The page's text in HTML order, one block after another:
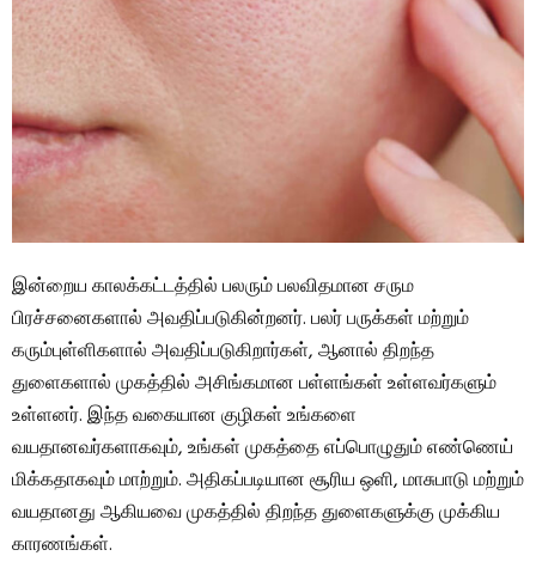
இன்றைய காலக்கட்டத்தில் பலரும் பலவிதமான சரும
பிரச்சனைகளால் அவதிப்படுகின்றனர். பலர் பருக்கள் மற்றும்
கரும்புள்ளிகளால் அவதிப்படுகிறார்கள், ஆனால் திறந்த
துளைகளால் முகத்தில் அசிங்கமான பள்ளங்கள் உள்ளவர்களும்
உள்ளனர். இந்த வகையான குழிகள் உங்களை
வயதானவர்களாகவும், உங்கள் முகத்தை எப்பொழுதும் எண்ணெய்
மிக்கதாகவும் மாற்றும். அதிகப்படியான சூரிய ஒளி, மாசுபாடு மற்றும்
வயதானது ஆகியவை முகத்தில் திறந்த துளைகளுக்கு முக்கிய
காரணங்கள்.